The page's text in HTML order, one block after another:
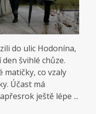
do ulic Hodonína,
švihlé chůze.
matičky, co vzaly
Účast má
ještě lépe ...